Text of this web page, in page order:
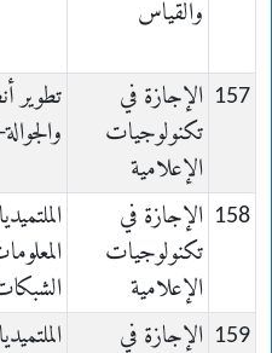
والقياس
157 الإجازة في
تكنولوجيات
الإعلامية
تطوير
158 الإجازة في
تكنولوجيات
الإعلامية
159 الإجازة في